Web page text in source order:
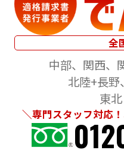
全
中部 関西
北陸+長野
東
＼専門スタッフ対応